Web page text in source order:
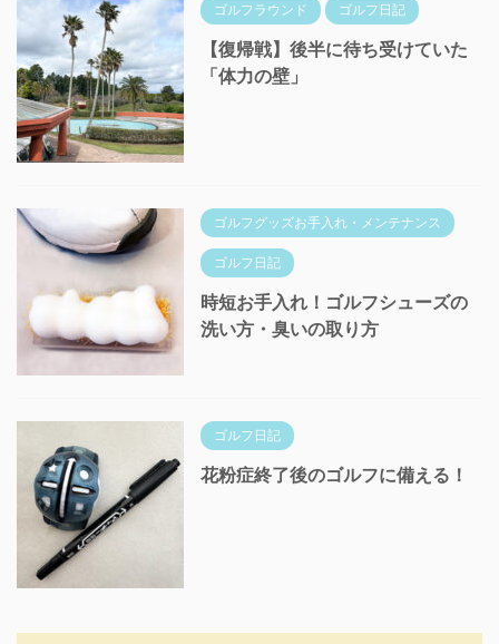
ゴルフラウンド ゴルフ日記
【復帰戦】後半に待ち受けていた
「体力の壁」
ゴルフグッズお手入れ・メンテナンス
ゴルフ日記
時短お手入れ！ゴルフシューズの
洗い方・臭いの取り方
ゴルフ日記
花粉症終了後のゴルフに備える！